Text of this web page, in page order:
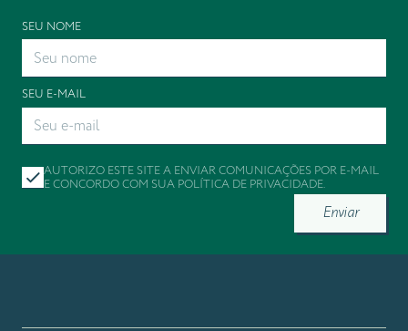
SEU NOME
SEU E-MAIL
AUTORIZO ESTE SITE A ENVIAR COMUNICAÇÕES POR E-MAIL
E CONCORDO COM SUA POLÍTICA DE PRIVACIDADE.
Enviar